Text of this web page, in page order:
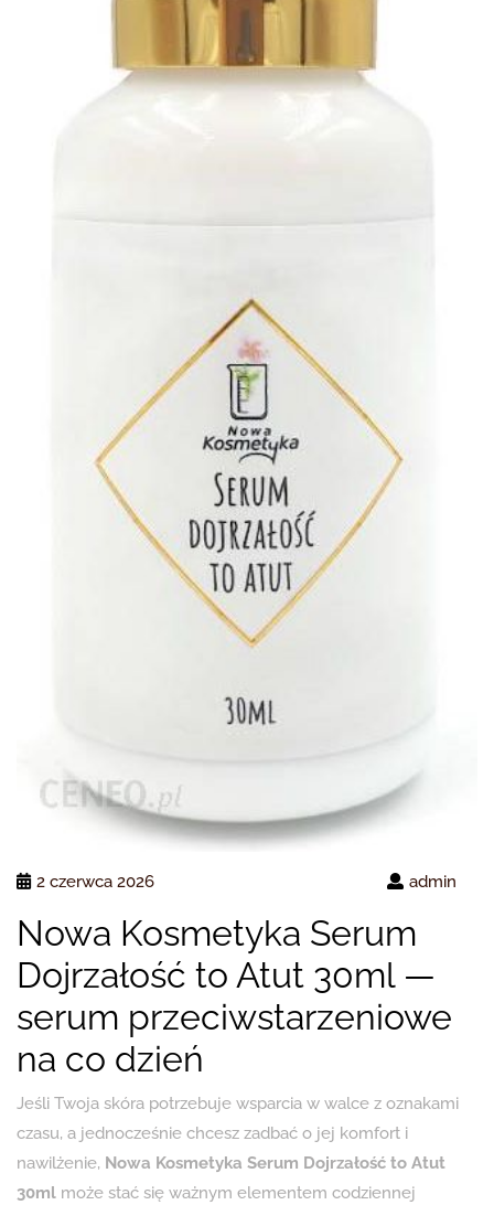
2 czerwca 2026 admin
Nowa Kosmetyka Serum
Dojrzałość to Atut 30ml —
serum przeciwstarzeniowe
na co dzień
Jeśli Twoja skóra potrzebuje wsparcia w walce z oznakami
czasu, a jednocześnie chcesz zadbać o jej komfort i
nawilżenie, Nowa Kosmetyka Serum Dojrzałość to Atut
30ml może stać się ważnym elementem codziennej